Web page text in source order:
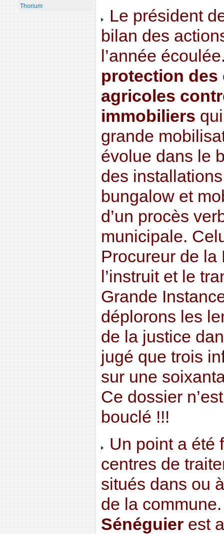
Le président
bilan des
l’année
protection des
agricoles
immobiliers
grande
évolue dans le
des
bungalow et
d’un procès
municipale.
Procureur de
l’instruit et le
Grande
déplorons les
de la justice
jugé que trois
sur une
Ce dossier
bouclé !!!
Un point a été
centres de
situés dans ou
de la
Sénéguierest
Thorium